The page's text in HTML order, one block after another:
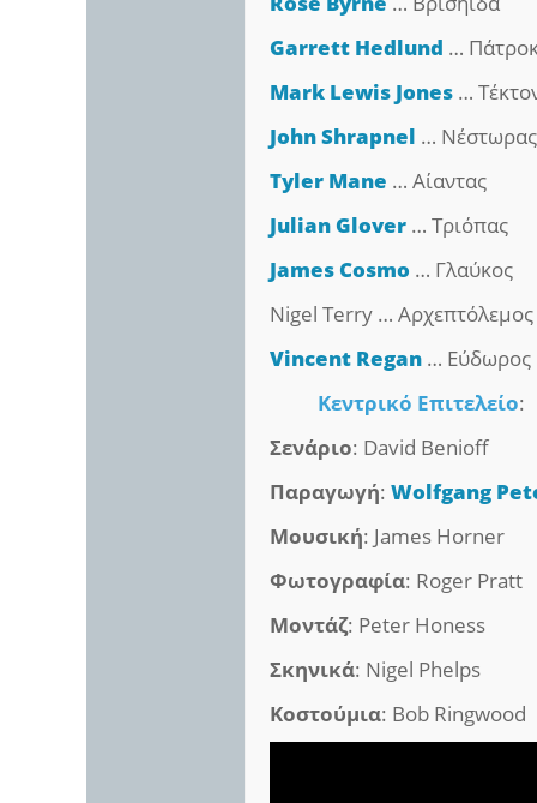
Garrett Hedlund …
Mark Lewis Jones …
John Shrapnel … Νέστωρας
Tyler Mane … Αίαντας
Julian Glover … Τριόπας
James Cosmo … Γλαύκος
Nigel Terry … Αρχεπτόλεμος
Vincent Regan … Εύδωρος
Κεντρικό Επιτελείο:
Σενάριο: David Benioff
Παραγωγή:Wolfgang
Μουσική: James Horner
Φωτογραφία: Roger Pratt
Μοντάζ: Peter Honess
Σκηνικά: Nigel Phelps
Κοστούμια: Bob Ringwood